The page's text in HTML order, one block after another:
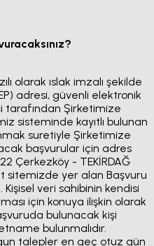
olarak ıslak imzalı şekilde
adresi, güvenli elektronik
tarafından Şirketimize
sisteminde kayıtlı bulunan
suretiyle Şirketimize
başvurular için adres
Çerkezköy - TEKİRDAĞ
sitemizde yer alan Başvuru
veri sahibinin kendisi
için konuya ilişkin olarak
bulunacak kişi
bulunmalıdır.
talepler en geç otuz gün